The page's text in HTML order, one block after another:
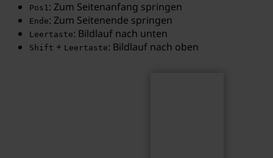
Pos1: Zum Seitenanfang springen
Ende: Zum Seitenende springen
Leertaste: Bildlauf nach unten
Shift + Leertaste: Bildlauf nach oben